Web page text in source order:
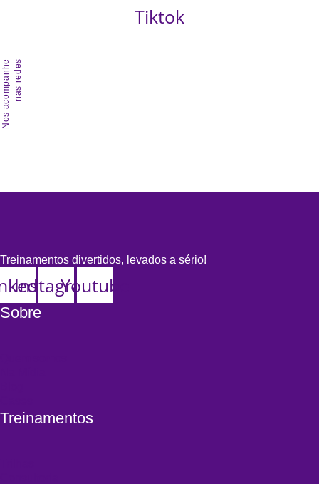
Tiktok
Nos acompanhenas redes
Treinamentos divertidos, levados a sério!
Instagram
Youtube
Sobre
Treinamentos